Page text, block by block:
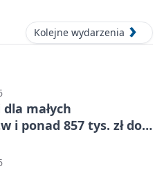
Kolejne wydarzenia
małych
i ponad 857 tys. zł do